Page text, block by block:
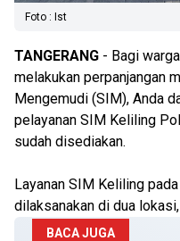
Foto : Ist
TANGERANG - Bagi
melakukan perpanjangan
Mengemudi (SIM), Anda
pelayanan SIM Keliling
sudah disediakan.
Layanan SIM Keliling
dilaksanakan di dua
BACA JUGA